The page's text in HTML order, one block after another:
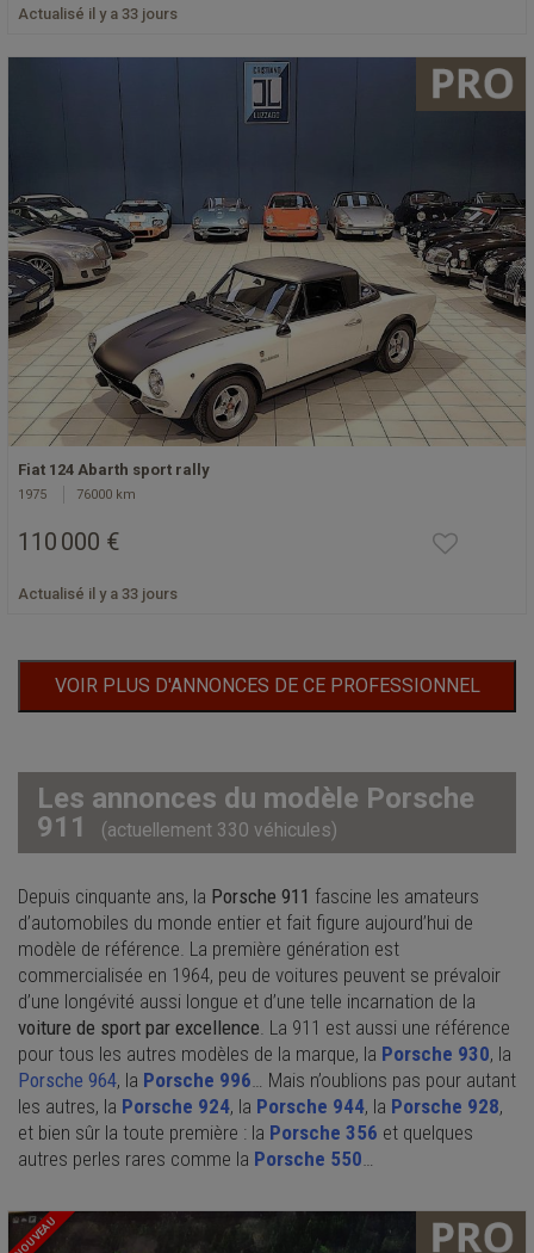
Actualisé il y a 33 jours
Fiat 124 Abarth sport rally
1975 76000 km
110 000 €
Actualisé il y a 33 jours
VOIR PLUS D'ANNONCES DE CE PROFESSIONNEL
Les annonces du modèle Porsche
911
(actuellement 330 véhicules)
Depuis cinquante ans, la Porsche 911 fascine les amateurs
d’automobiles du monde entier et fait figure aujourd’hui de
modèle de référence. La première génération est
commercialisée en 1964, peu de voitures peuvent se prévaloir
d’une longévité aussi longue et d’une telle incarnation de la
voiture de sport par excellence . La 911 est aussi une référence
pour tous les autres modèles de la marque, la Porsche 930, la
Porsche 964, la Porsche 996 … Mais n’oublions pas pour autant
les autres, la Porsche 924, la Porsche 944, la Porsche 928,
et bien sûr la toute première : la Porsche 356 et quelques
autres perles rares comme la Porsche 550
NOUVEAU